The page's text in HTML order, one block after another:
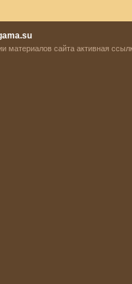
материалов сайта активная